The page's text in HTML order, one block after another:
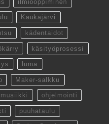
ilmiöoppiminen
Kaukajärvi
kädentaidot
käsityöprosessi
luma
Maker-salkku
musiikki ohjelmointi
puuhataulu